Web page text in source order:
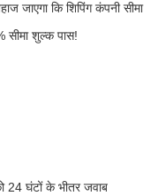
जाएगा कि शिपिंग कंपनी सीमा
सीमा शुल्क पास!
घंटों के भीतर जवाब